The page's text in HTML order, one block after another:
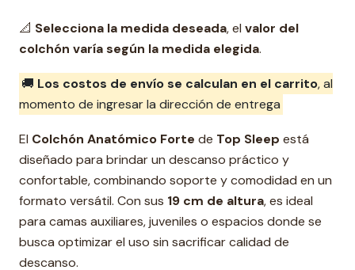
📐 Selecciona la medida deseada, el valor del
colchón varía según la medida elegida.
🚚 Los costos de envío se calculan en el carrito, al
momento de ingresar la dirección de entrega
El Colchón Anatómico Forte de Top Sleep está
diseñado para brindar un descanso práctico y
confortable, combinando soporte y comodidad en un
formato versátil. Con sus 19 cm de altura, es ideal
para camas auxiliares, juveniles o espacios donde se
busca optimizar el uso sin sacrificar calidad de
descanso.